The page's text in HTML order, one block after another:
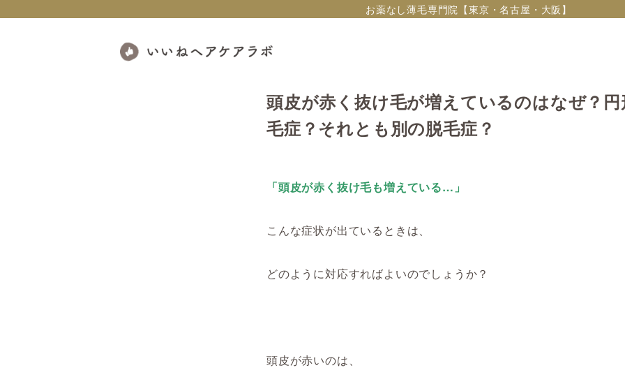
お薬なし薄毛専門院【東京・名古屋・大阪】
頭皮が赤く抜け毛が増えているのはなぜ？円
毛症？それとも別の脱毛症？
「頭皮が赤く抜け毛も増えている…」
こんな症状が出ているときは、
どのように対応すればよいのでしょうか？
頭皮が赤いのは、